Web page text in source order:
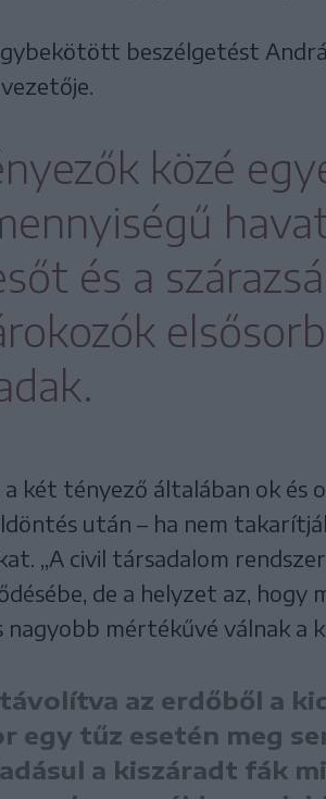
beszélgetést
közé
és a
két tényező általában ok és
után – ha nem
„A civil társadalom
de a helyzet az, hogy
mértékűvé válnak a
az erdőből a
egy tűz esetén meg
a kiszáradt fák